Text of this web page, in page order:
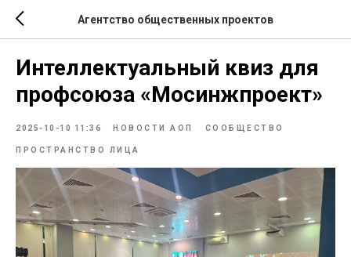
Агентство общественных проектов
Интеллектуальный квиз для
профсоюза «Мосинжпроект»
2025-10-10 11:36 НОВОСТИ АОП СООБЩЕСТВО
ПРОСТРАНСТВО ЛИЦА